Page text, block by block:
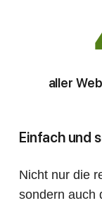
aller
Einfach und
Nicht nur die
sondern auch